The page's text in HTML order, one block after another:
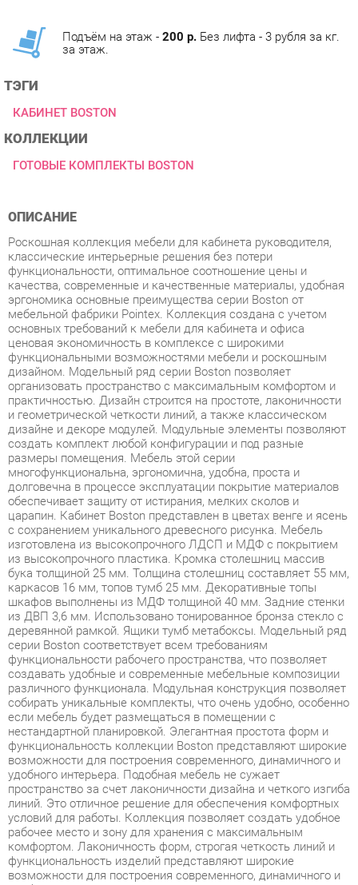
ТЭГИ
ОПИСАНИЕ
классические интерьерные решения без потери
функциональности, оптимальное соотношение цены и
качества, современные и качественные материалы, удобная
эргономика основные преимущества серии Boston от
мебельной фабрики Pointex. Коллекция создана с учетом
основных требований к мебели для кабинета и офиса
ценовая экономичность в комплексе с широкими
функциональными возможностями мебели и роскошным
дизайном. Модельный ряд серии Boston позволяет
организовать пространство с максимальным комфортом и
практичностью. Дизайн строится на простоте, лаконичности
и геометрической четкости линий, а также классическом
дизайне и декоре модулей. Модульные элементы позволяют
создать комплект любой конфигурации и под разные
размеры помещения. Мебель этой серии
многофункциональна, эргономична, удобна, проста и
долговечна в процессе эксплуатации покрытие материалов
обеспечивает защиту от истирания, мелких сколов и
царапин. Кабинет Boston представлен в цветах венге и ясень
с сохранением уникального древесного рисунка. Мебель
изготовлена из высокопрочного ЛДСП и МДФ с покрытием
из высокопрочного пластика. Кромка столешниц массив
бука толщиной 25 мм. Толщина столешниц составляет 55 мм,
каркасов 16 мм, топов тумб 25 мм. Декоративные топы
шкафов выполнены из МДФ толщиной 40 мм. Задние стенки
из ДВП 3,6 мм. Использовано тонированное бронза стекло с
деревянной рамкой. Ящики тумб метабоксы. Модельный ряд
серии Boston соответствует всем требованиям
функциональности рабочего пространства, что позволяет
создавать удобные и современные мебельные композиции
различного функционала. Модульная конструкция позволяет
собирать уникальные комплекты, что очень удобно, особенно
если мебель будет размещаться в помещении с
нестандартной планировкой. Элегантная простота форм и
функциональность коллекции Boston представляют широкие
возможности для построения современного, динамичного и
удобного интерьера. Подобная мебель не сужает
пространство за счет лаконичности дизайна и четкого изгиба
линий. Это отличное решение для обеспечения комфортных
условий для работы. Коллекция позволяет создать удобное
рабочее место и зону для хранения с максимальным
комфортом. Лаконичность форм, строгая четкость линий и
функциональность изделий представляют широкие
возможности для построения современного, динамичного и
удобного интерьера. Boston - это отличное решение для
обеспечения комфортных условий для работы, позволяющее
оптимизировать пространство без ущерба для
функциональности и удобства. Широкая база элементов
позволит создать полноценный гарнитур, отвечающий всем